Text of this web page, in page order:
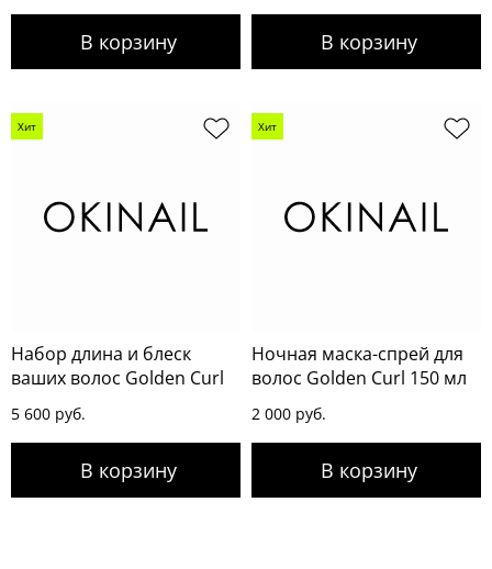
Хит
Набор длина и блеск
ваших волос Golden Curl
5 600 руб.
Хит
Ночная маска-спрей для
волос Golden Curl 150 мл
2 000 руб.